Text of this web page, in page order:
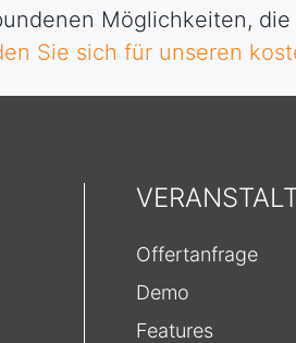
Möglichkeiten,
Sie sich für unseren
Offertanfrage
Demo
Features